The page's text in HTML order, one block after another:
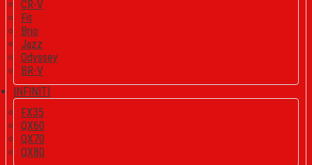
CR-V
Fit
Brio
Jazz
Odyssey
BR-V
INFINITI
FX35
QX60
QX70
QX80